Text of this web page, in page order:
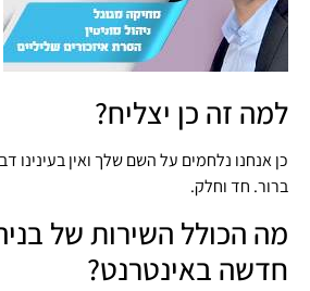
למה זה כן יצליח?
כן אנחנו נלחמים על השם שלך ואין בעינינו
ברור. חד וחלק.
מה הכולל השירות של
חדשה באינטרנט?